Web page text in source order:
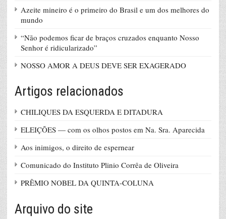
Azeite mineiro é o primeiro do Brasil e um dos melhores do
mundo
“Não podemos ficar de braços cruzados enquanto Nosso
Senhor é ridicularizado”
NOSSO AMOR A DEUS DEVE SER EXAGERADO
Artigos relacionados
CHILIQUES DA ESQUERDA E DITADURA
ELEIÇÕES — com os olhos postos em Na. Sra. Aparecida
Aos inimigos, o direito de espernear
Comunicado do Instituto Plinio Corrêa de Oliveira
PRÊMIO NOBEL DA QUINTA-COLUNA
Arquivo do site